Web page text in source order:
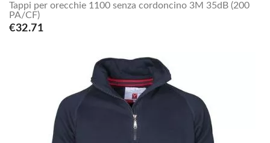
Tappi per orecchie 1100 senza cordoncino 3M 35dB (200
PA/CF)
€32.71